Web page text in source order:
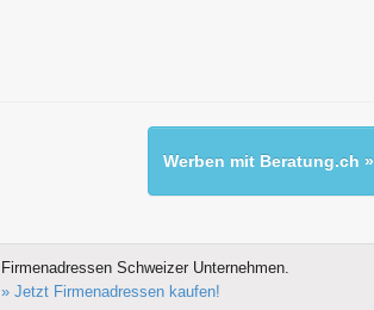
Werben mit Beratung.ch »
Firmenadressen Schweizer Unternehmen.
» Jetzt Firmenadressen kaufen!